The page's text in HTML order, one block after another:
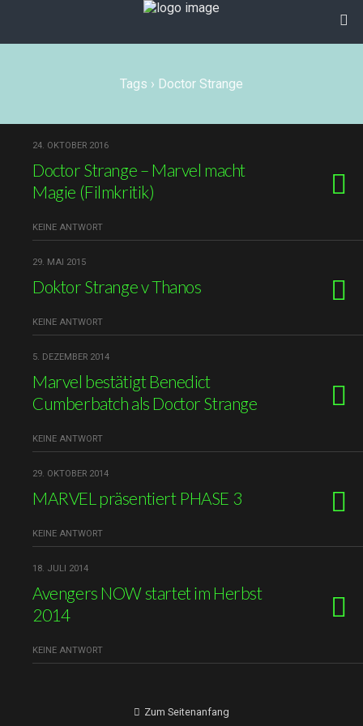
Tags › Doctor Strange
24. OKTOBER 2016
Doctor Strange – Marvel macht
Magie (Filmkritik)
KEINE ANTWORT
29. MAI 2015
Doktor Strange v Thanos
KEINE ANTWORT
5. DEZEMBER 2014
Marvel bestätigt Benedict
Cumberbatch als Doctor Strange
KEINE ANTWORT
29. OKTOBER 2014
MARVEL präsentiert PHASE 3
KEINE ANTWORT
18. JULI 2014
Avengers NOW startet im Herbst
2014
KEINE ANTWORT
Zum Seitenanfang